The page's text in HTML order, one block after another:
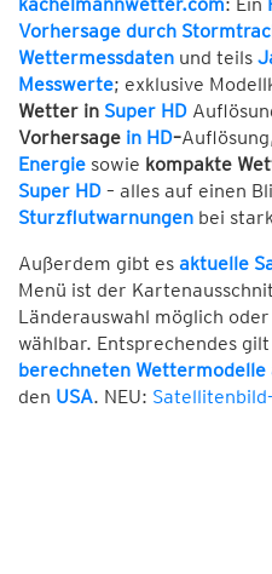
Vorhersage durch
Wettermessdaten und teils
Messwerte; exklusive
Wetter in Super HD
Vorhersage in HD–Auflösung
Energie sowie kompakte
Super HD – alles auf einen
Sturzflutwarnungen bei
Außerdem gibt es aktuelle
Menü ist der
Länderauswahl möglich
wählbar. Entsprechendes
berechneten Wettermodelle
den USA. NEU: